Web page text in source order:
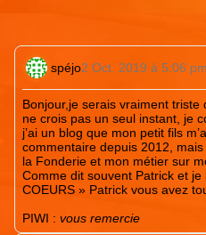
spéjo2 Oct. 2019 à 5:06 pm
Bonjour,je serais vraiment triste
ne crois pas un seul instant, je
j’ai un blog que mon petit fils
commentaire depuis 2012,
la Fonderie et mon métier sur
Comme dit souvent Patrick et
COEURS » Patrick vous avez
PIWI : vous remercie